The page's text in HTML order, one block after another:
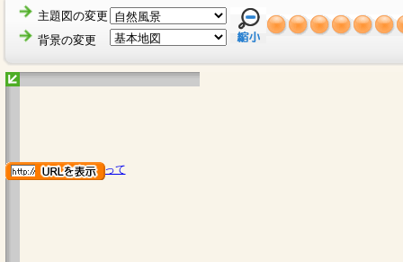
主題図の変更
背景の変更
地図のご利用にあたって